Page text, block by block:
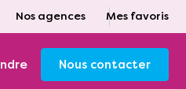
Nos agences Mes favoris
Nous contacter